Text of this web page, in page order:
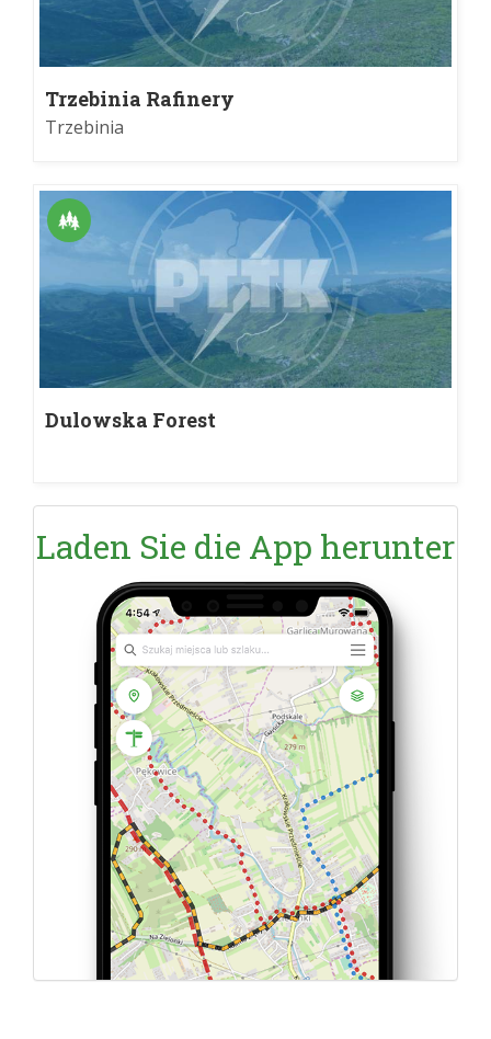
Trzebinia Rafinery
Trzebinia
Dulowska Forest
Laden Sie die App herunter